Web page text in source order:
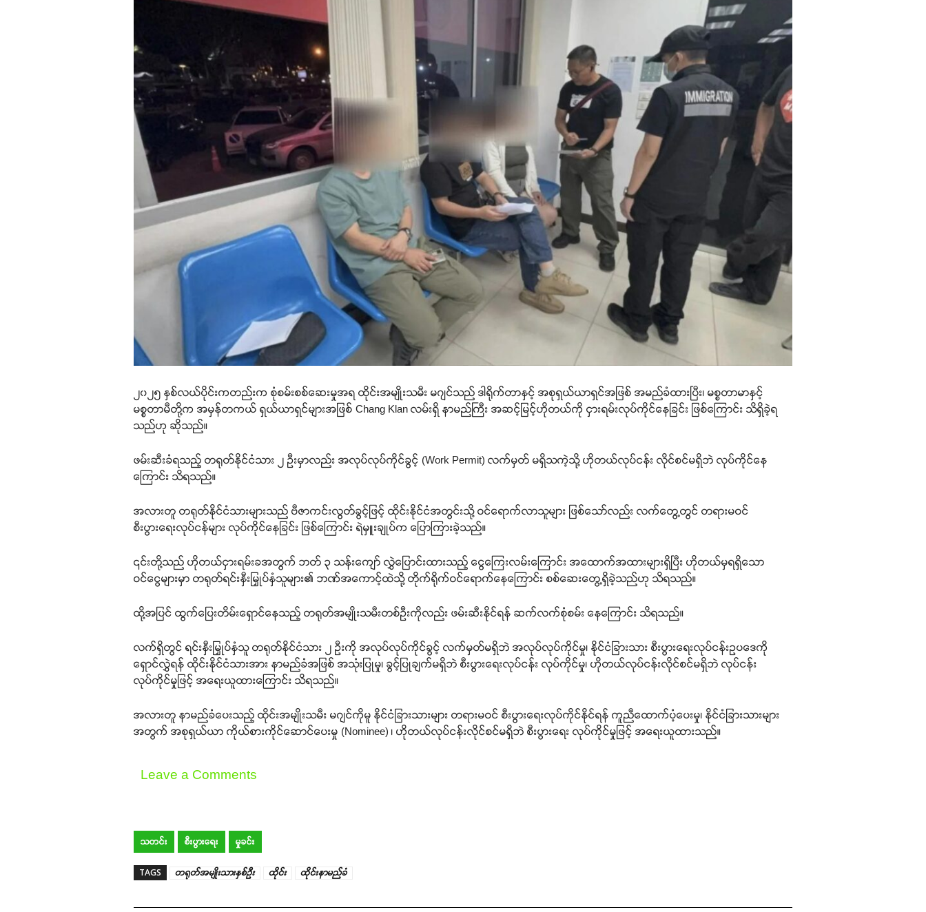
၂၀၂၅ နှစ်လယ်ပိုင်းကတည်းက စုံစမ်းစစ်ဆေးမှုအရ ထိုင်းအမျိုးသမီး မဂျင်သည် ဒါရိုက်တာနှင့် အစုရှယ်ယာရှင်အဖြစ် အမည်ခံထားပြီး၊ မစ္စတာမာနှင့်
မစ္စတာမီတို့က အမှန်တကယ် ရှယ်ယာရှင်များအဖြစ် Chang Klan လမ်းရှိ နာမည်ကြီး အဆင့်မြင့်ဟိုတယ်ကို ငှားရမ်းလုပ်ကိုင်နေခြင်း ဖြစ်ကြောင်း သိရှိခဲ့ရ
သည်ဟု ဆိုသည်။
ဖမ်းဆီးခံရသည့် တရုတ်နိုင်ငံသား ၂ ဦးမှာလည်း အလုပ်လုပ်ကိုင်ခွင့် (Work Permit) လက်မှတ် မရှိသကဲ့သို့ ဟိုတယ်လုပ်ငန်း လိုင်စင်မရှိဘဲ လုပ်ကိုင်နေ
ကြောင်း သိရသည်။
အလားတူ တရုတ်နိုင်ငံသားများသည် ဗီဇာကင်းလွတ်ခွင့်ဖြင့် ထိုင်းနိုင်ငံအတွင်းသို့ ဝင်ရောက်လာသူများ ဖြစ်သော်လည်း လက်တွေ့တွင် တရားမဝင်
စီးပွားရေးလုပ်ငန်များ လုပ်ကိုင်နေခြင်း ဖြစ်ကြောင်း ရဲမှူးချုပ်က ပြောကြားခဲ့သည်။
၎င်းတို့သည် ဟိုတယ်ငှားရမ်းခအတွက် ဘတ် ၃ သန်းကျော် လွှဲပြောင်းထားသည့် ငွေကြေးလမ်းကြောင်း အထောက်အထားများရှိပြီး ဟိုတယ်မှရရှိသော
ဝင်ငွေများမှာ တရုတ်ရင်းနှီးမြှုပ်နှံသူများ၏ ဘဏ်အကောင့်ထဲသို့ တိုက်ရိုက်ဝင်ရောက်နေကြောင်း စစ်ဆေးတွေ့ရှိခဲ့သည်ဟု သိရသည်။
ထို့အပြင် ထွက်ပြေးတိမ်းရှောင်နေသည့် တရုတ်အမျိုးသမီးတစ်ဦးကိုလည်း ဖမ်းဆီးနိုင်ရန် ဆက်လက်စုံစမ်း နေကြောင်း သိရသည်။
လက်ရှိတွင် ရင်းနှီးမြှုပ်နှံသူ တရုတ်နိုင်ငံသား ၂ ဦးကို အလုပ်လုပ်ကိုင်ခွင့် လက်မှတ်မရှိဘဲ အလုပ်လုပ်ကိုင်မှု၊ နိုင်ငံခြားသား စီးပွားရေးလုပ်ငန်းဥပဒေကို
ရှောင်လွှဲရန် ထိုင်းနိုင်ငံသားအား နာမည်ခံအဖြစ် အသုံးပြုမှု၊ ခွင့်ပြုချက်မရှိဘဲ စီးပွားရေးလုပ်ငန်း လုပ်ကိုင်မှု၊ ဟိုတယ်လုပ်ငန်းလိုင်စင်မရှိဘဲ လုပ်ငန်း
လုပ်ကိုင်မှုဖြင့် အရေးယူထားကြောင်း သိရသည်။
အလားတူ နာမည်ခံပေးသည့် ထိုင်းအမျိုးသမီး မဂျင်ကိုမူ နိုင်ငံခြားသားများ တရားမဝင် စီးပွားရေးလုပ်ကိုင်နိုင်ရန် ကူညီထောက်ပံ့ပေးမှု၊ နိုင်ငံခြားသားများ
အတွက် အစုရှယ်ယာ ကိုယ်စားကိုင်ဆောင်ပေးမှု (Nominee) ၊ ဟိုတယ်လုပ်ငန်းလိုင်စင်မရှိဘဲ စီးပွားရေး လုပ်ကိုင်မှုဖြင့် အရေးယူထားသည်။
Leave a Comments
သတင်း စီးပွားရေး မှုခင်း
TAGS တရုတ်အမျိုးသားနှစ်ဉီး ထိုင်း ထိုင်းနာမည်ခံ